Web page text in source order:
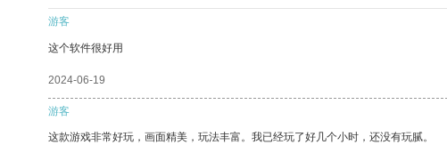
游客
这个软件很好用
2024-06-19
游客
这款游戏非常好玩，画面精美，玩法丰富。我已经玩了好几个小时，还没有玩腻。